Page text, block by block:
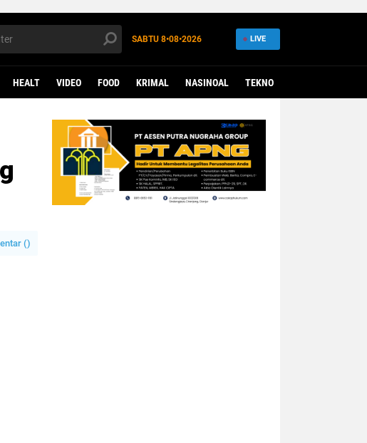
SABTU 8•08•2026 LIVE
HEALT VIDEO FOOD KRIMAL NASINOAL TEKNO
()